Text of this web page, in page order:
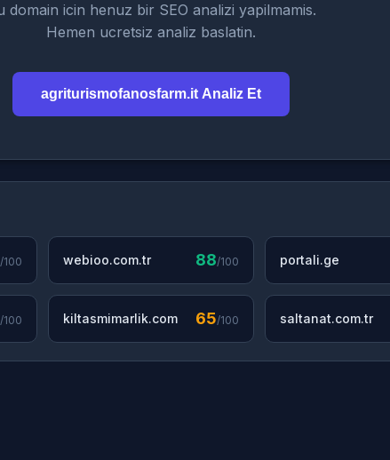
domain icin henuz bir SEO analizi yapilmamis.
Hemen ucretsiz analiz baslatin.
agriturismofanosfarm.it Analiz Et
/100 webioo.com.tr 88/100 portali.ge
/100 kiltasmimarlik.com 65/100 saltanat.com.tr